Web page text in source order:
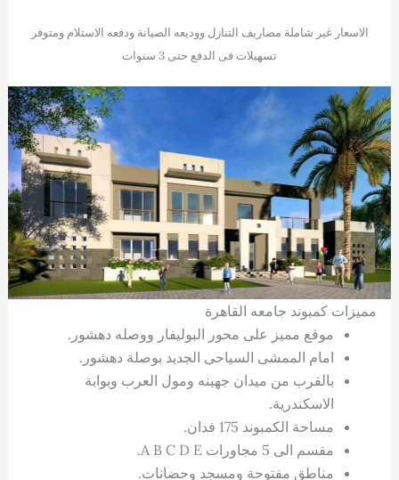
الاسعار غير شاملة مصاريف التنازل ووديعه الصيانة ودفعه الاستلام ومتوفر
تسهيلات فى الدفع حتى 3 سنوات
مميزات كمبوند جامعه القاهرة
موقع مميز على محور البوليفار ووصله دهشور.
امام الممشى السياحى الجديد بوصلة دهشور.
بالقرب من ميدان جهينه ومول العرب وبوابة
الاسكندرية.
مساحة الكمبوند 175 فدان.
مقسم الى 5 مجاورات A B C D E.
مناطق مفتوحة ومسجد وحضانات.